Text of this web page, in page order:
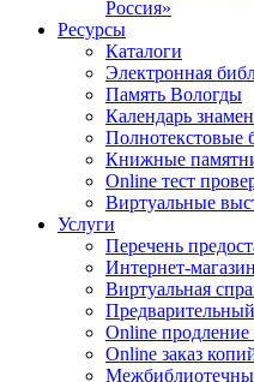
Россия»
Ресурсы
Каталоги
Электронная
Память Вологды
Календарь
Полнотекстовые
Книжные
Online тест
Виртуальные
Услуги
Перечень
Интернет-магазин
Виртуальная
Online продление
Online заказ